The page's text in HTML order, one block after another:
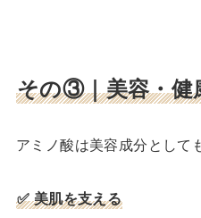
その③｜美容・健
アミノ酸は美容成分として
✅ 美肌を支える